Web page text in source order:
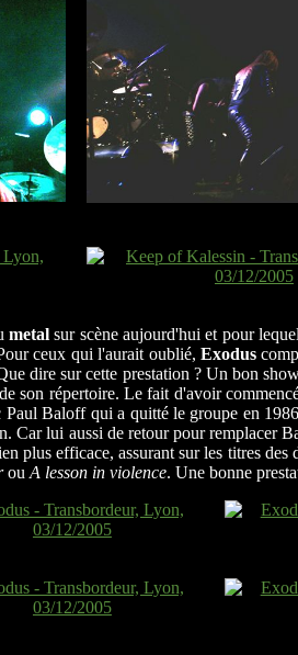
metal sur scène aujourd'hui et pour
ceux qui l'aurait oublié,Exodus
dire sur cette prestation ? Un bon
de son répertoire. Le fait d'avoir
Baloff qui a quitté le groupe en
Car lui aussi de retour pour remplacer
plus efficace, assurant sur les titres des
ou A lesson in violence. Une bonne